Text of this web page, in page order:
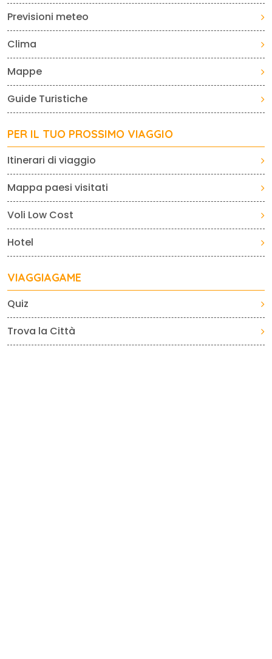
Previsioni meteo
Clima
Mappe
Guide Turistiche
PER IL TUO PROSSIMO VIAGGIO
Itinerari di viaggio
Mappa paesi visitati
Voli Low Cost
Hotel
VIAGGIAGAME
Quiz
Trova la Città